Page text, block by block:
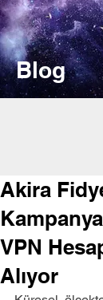
Blog
Akira Fidye
VPN
Alıyor